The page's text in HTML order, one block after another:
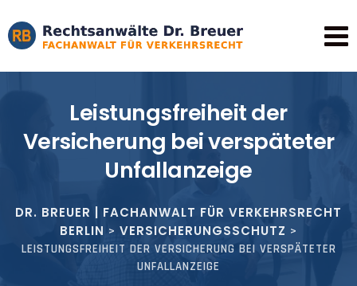
Leistungsfreiheit der
Versicherung bei verspäteter
Unfallanzeige
DR. BREUER | FACHANWALT FÜR VERKEHRSRECHT
BERLIN > VERSICHERUNGSSCHUTZ >
LEISTUNGSFREIHEIT DER VERSICHERUNG BEI VERSPÄTETER
UNFALLANZEIGE